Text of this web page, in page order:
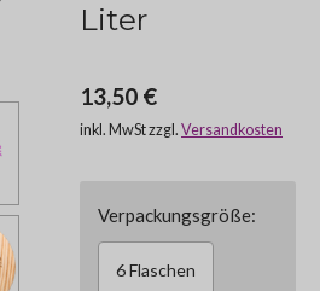
Liter
13,50 €
inkl. MwSt zzgl. Versandkosten
Verpackungsgröße:
6 Flaschen